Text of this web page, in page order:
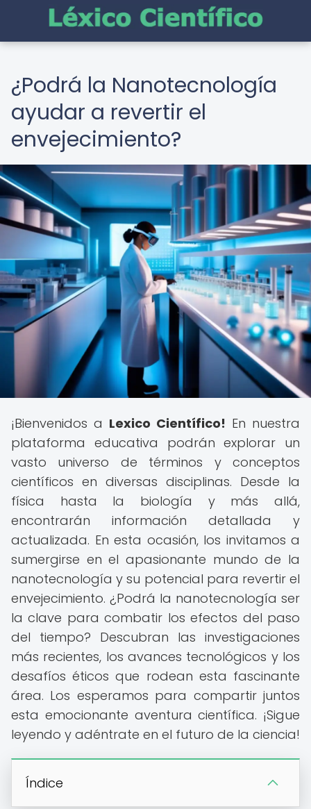
¿Podrá la Nanotecnología
ayudar a revertir el
envejecimiento?
¡Bienvenidos a Lexico Científico! En nuestra
plataforma educativa podrán explorar un
vasto universo de términos y conceptos
científicos en diversas disciplinas. Desde la
física hasta la biología y más allá,
encontrarán información detallada y
actualizada. En esta ocasión, los invitamos a
sumergirse en el apasionante mundo de la
nanotecnología y su potencial para revertir el
envejecimiento. ¿Podrá la nanotecnología ser
la clave para combatir los efectos del paso
del tiempo? Descubran las investigaciones
más recientes, los avances tecnológicos y los
desafíos éticos que rodean esta fascinante
área. Los esperamos para compartir juntos
esta emocionante aventura científica. ¡Sigue
leyendo y adéntrate en el futuro de la ciencia!
Índice